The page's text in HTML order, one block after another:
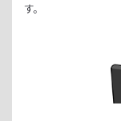
す。